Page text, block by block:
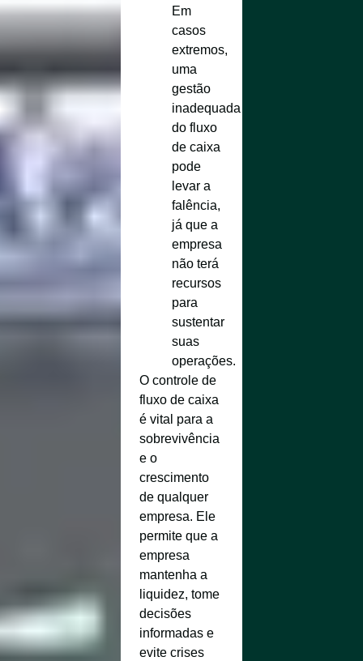
Em
casos
extremos,
uma
gestão
inadequada
do fluxo
de caixa
pode
levar a
falência,
já que a
empresa
não terá
recursos
para
sustentar
suas
operações.
O controle de
fluxo de caixa
é vital para a
sobrevivência
e o
crescimento
de qualquer
empresa. Ele
permite que a
empresa
mantenha a
liquidez, tome
decisões
informadas e
evite crises